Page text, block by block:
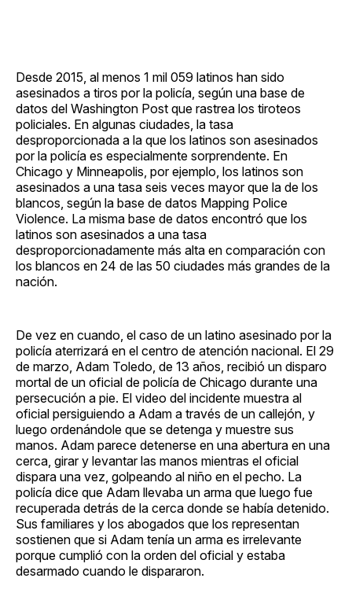
Desde 2015, al menos 1 mil 059 latinos han sido
asesinados a tiros por la policía, según una base de
datos del Washington Post que rastrea los tiroteos
policiales. En algunas ciudades, la tasa
desproporcionada a la que los latinos son asesinados
por la policía es especialmente sorprendente. En
Chicago y Minneapolis, por ejemplo, los latinos son
asesinados a una tasa seis veces mayor que la de los
blancos, según la base de datos Mapping Police
Violence. La misma base de datos encontró que los
latinos son asesinados a una tasa
desproporcionadamente más alta en comparación con
los blancos en 24 de las 50 ciudades más grandes de la
nación.
De vez en cuando, el caso de un latino asesinado por la
policía aterrizará en el centro de atención nacional. El 29
de marzo, Adam Toledo, de 13 años, recibió un disparo
mortal de un oficial de policía de Chicago durante una
persecución a pie. El video del incidente muestra al
oficial persiguiendo a Adam a través de un callejón, y
luego ordenándole que se detenga y muestre sus
manos. Adam parece detenerse en una abertura en una
cerca, girar y levantar las manos mientras el oficial
dispara una vez, golpeando al niño en el pecho. La
policía dice que Adam llevaba un arma que luego fue
recuperada detrás de la cerca donde se había detenido.
Sus familiares y los abogados que los representan
sostienen que si Adam tenía un arma es irrelevante
porque cumplió con la orden del oficial y estaba
desarmado cuando le dispararon.